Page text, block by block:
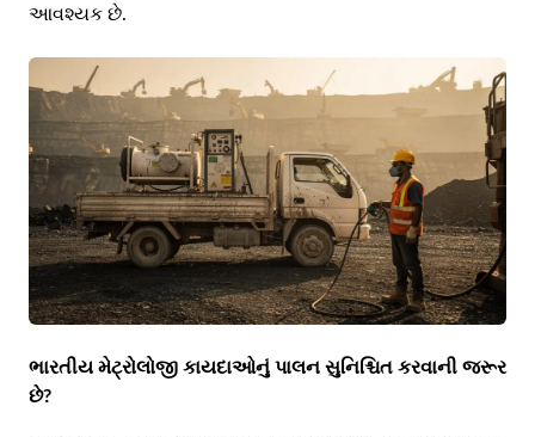
આવશ્યક છે.
ભારતીય મેટ્રોલોજી કાયદાઓનું પાલન સુનિશ્ચિત કરવાની જરૂર
છે?